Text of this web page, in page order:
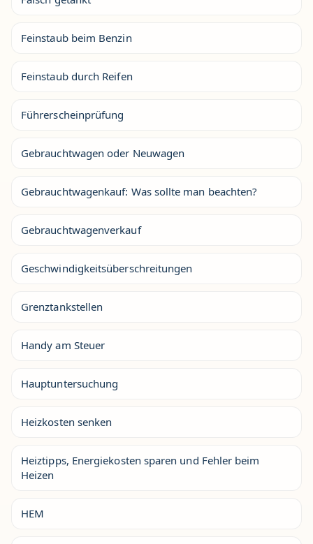
Feinstaub beim Benzin
Feinstaub durch Reifen
Führerscheinprüfung
Gebrauchtwagen oder Neuwagen
Gebrauchtwagenkauf: Was sollte man beachten?
Gebrauchtwagenverkauf
Geschwindigkeitsüberschreitungen
Grenztankstellen
Handy am Steuer
Hauptuntersuchung
Heizkosten senken
Heiztipps, Energiekosten sparen und Fehler beim
Heizen
HEM